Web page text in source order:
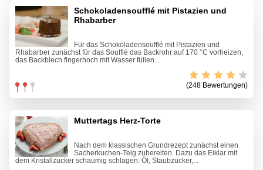
Schokoladensoufflé mit Pistazien und
Rhabarber
Für das Schokoladensoufflé mit Pistazien und
Rhabarber zunächst für das Soufflé das Backrohr auf 170 °C vorheizen,
das Backblech fingerhoch mit Wasser füllen...
(248 Bewertungen)
Muttertags Herz-Torte
Nach dem klassischen Grundrezept zunächst einen
Sacherkuchen-Teig zubereiten. Dazu das Eiklar mit
dem Kristallzucker schaumig schlagen. Öl, Staubzucker,...